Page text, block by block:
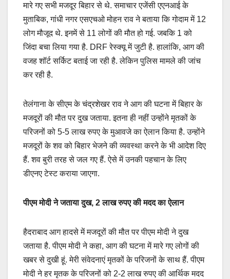
मारे गए सभी मजदूर बिहार से थे. समाचार एजेंसी एएनआई के
मुताबिक, गांधी नगर एसएचओ मोहन राव ने बताया कि गोदाम में 12
लोग मौजूद थे. इनमें से 11 लोगों की मौत हो गई. जबकि 1 को
जिंदा बचा लिया गया है. DRF रेस्क्यू में जुटी है. हालांकि, आग की
वजह शॉर्ट सर्किट बताई जा रही है. लेकिन पुलिस मामले की जांच
कर रही है.
तेलंगाना के सीएम के चंद्रशेखर राव ने आग की घटना में बिहार के
मजदूरों की मौत पर दुख जताया. इतना ही नहीं उन्होंने मृतकों के
परिजनों को 5-5 लाख रुपए के मुआवजे का ऐलान किया है. उन्होंने
मजदूरों के शव को बिहार भेजने की व्यवस्था करने के भी आदेश दिए
हैं. शव बुरी तरह से जल गए हैं. ऐसे में उनकी पहचान के लिए
डीएनए टेस्ट कराया जाएगा.
पीएम मोदी ने जताया दुख, 2 लाख रुपए की मदद का ऐलान
हैदराबाद आग हादसे में मजदूरों की मौत पर पीएम मोदी ने दुख
जताया है. पीएम मोदी ने कहा, आग की घटना में मारे गए लोगों की
खबर से दुखी हूं. मेरी संवेदनाएं मृतकों के परिजनों के साथ हैं. पीएम
मोदी ने हर मृतक के परिजनों को 2-2 लाख रुपए की आर्थिक मदद